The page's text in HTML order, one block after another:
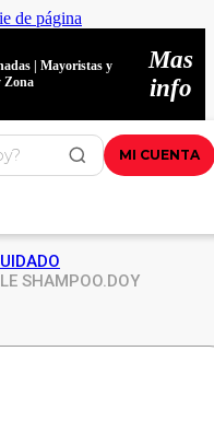
de página
| Mayoristas y
Zona
Mas
info
MI CUENTA
SHAMPOO.DOY